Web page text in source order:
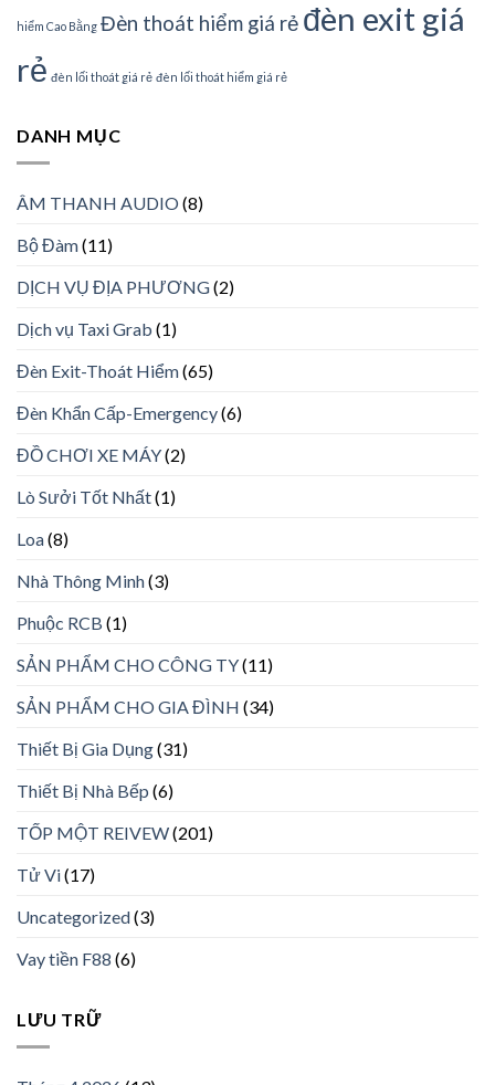
hiểm Cao Bằng Đèn thoát hiểm giá rẻ đèn exit giá
rẻ đèn lối thoát giá rẻ đèn lối thoát hiểm giá rẻ
DANH MỤC
ÂM THANH AUDIO(8)
Bộ Đàm(11)
DỊCH VỤ ĐỊA PHƯƠNG(2)
Dịch vụ Taxi Grab (1)
Đèn Exit-Thoát Hiểm(65)
Đèn Khẩn Cấp-Emergency(6)
ĐỒ CHƠI XE MÁY(2)
Lò Sưởi Tốt Nhất(1)
Loa(8)
Nhà Thông Minh(3)
Phuộc RCB (1)
SẢN PHẨM CHO CÔNG TY(11)
SẢN PHẨM CHO GIA ĐÌNH (34)
Thiết Bị Gia Dụng(31)
Thiết Bị Nhà Bếp (6)
TỐP MỘT REIVEW(201)
Tử Vi(17)
Uncategorized(3)
Vay tiền F88 (6)
LƯU TRỮ